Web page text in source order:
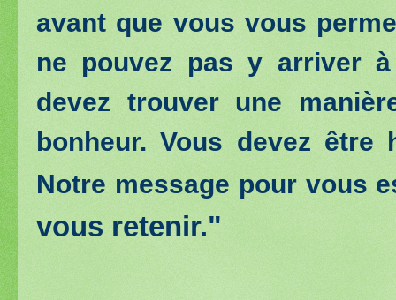
avant que vous vous
ne pouvez pas y arriver
devez trouver une
bonheur. Vous devez être
Notre message pour vous
vous retenir."